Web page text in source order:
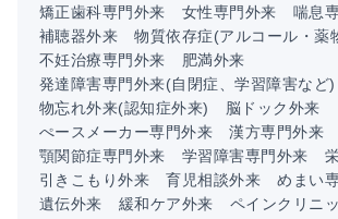
矯正歯科専門外来
女性専門外来
喘息
補聴器外来
物質依存症(アルコール・薬
不妊治療専門外来
肥満外来
発達障害専門外来(自閉症、学習障害など)
物忘れ外来(認知症外来)
脳ドック外来
ぺースメーカー専門外来
漢方専門外来
顎関節症専門外来
学習障害専門外来
引きこもり外来
育児相談外来
めまい
遺伝外来
緩和ケア外来
ペインクリニ